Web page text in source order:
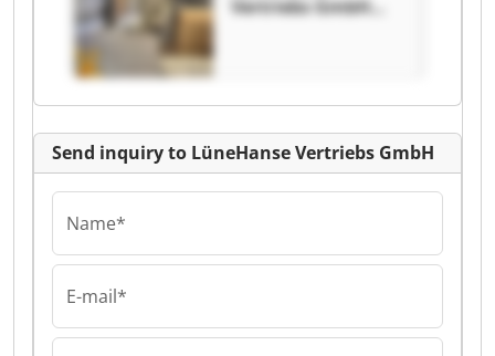
Vertriebs GmbH
Send inquiry to LüneHanse Vertriebs GmbH
Name*
E-mail*